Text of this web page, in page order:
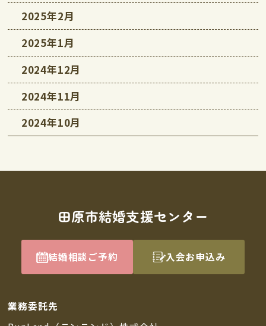
2025年2月
2025年1月
2024年12月
2024年11月
2024年10月
田原市結婚支援センター
結婚相談ご予約 入会お申込み
業務委託先